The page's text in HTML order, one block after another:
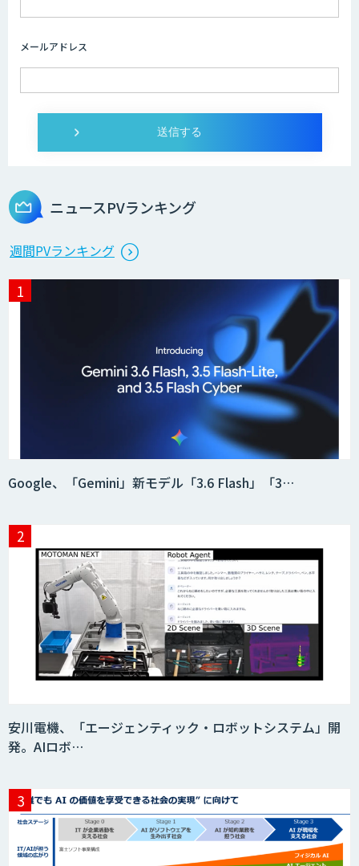
メールアドレス
ニュースPVランキング
週間PVランキング
Google、「Gemini」新モデル「3.6 Flash」「3…
安川電機、「エージェンティック・ロボットシステム」開
発。AIロボ…